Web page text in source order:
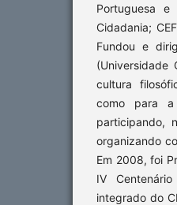
Portuguesa
Cidadania;
Fundou e
(Universidade
cultura
como para
participando,
organizando
Em 2008, foi
IV
integrado do